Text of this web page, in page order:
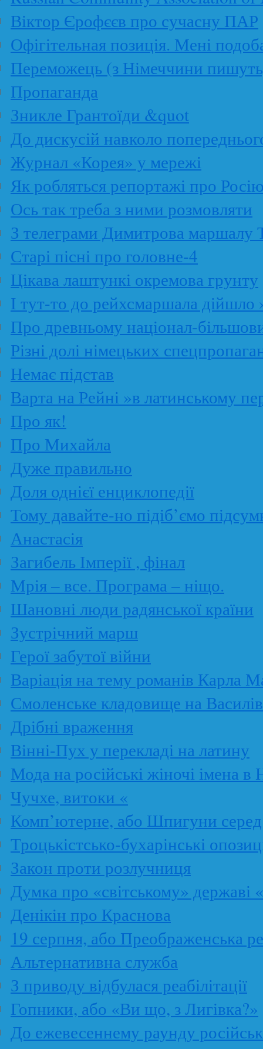
Віктор Єрофєєв про сучасну ПАР
Офігітельная позиція. Мені
Переможець (з Німеччини
Пропаганда
Зникле Грантоїди &quot
До дискусій навколо
Журнал «Корея» у мережі
Як робляться репортажі про
Ось так треба з ними розмовляти
З телеграми Димитрова маршалу
Старі пісні про головне-4
Цікава лаштункі окремова грунту
І тут-то до рейхсмаршала дійшло
Про древньому націонал-
Різні долі німецьких
Немає підстав
Варта на Рейні »в латинському
Про як!
Про Михайла
Дуже правильно
Доля однієї енциклопедії
Тому давайте-но підіб’ємо
Анастасія
Загибель Імперії , фінал
Мрія – все. Програма – ніщо.
Шановні люди радянської країни
Зустрічний марш
Герої забутої війни
Варіація на тему романів Карла
Смоленське кладовище на
Дрібні враження
Вінні-Пух у перекладі на латину
Мода на російські жіночі імена
Чучхе, витоки «
Комп’ютерне, або Шпигуни
Троцькістсько-бухарінські
Закон проти розлучниця
Думка про «світському» державі «
Денікін про Краснова
19 серпня, або Преображенська
Альтернативна служба
З приводу відбулася реабілітації
Гопники, або «Ви що, з Лигівка?»
До ежевесеннему раунду